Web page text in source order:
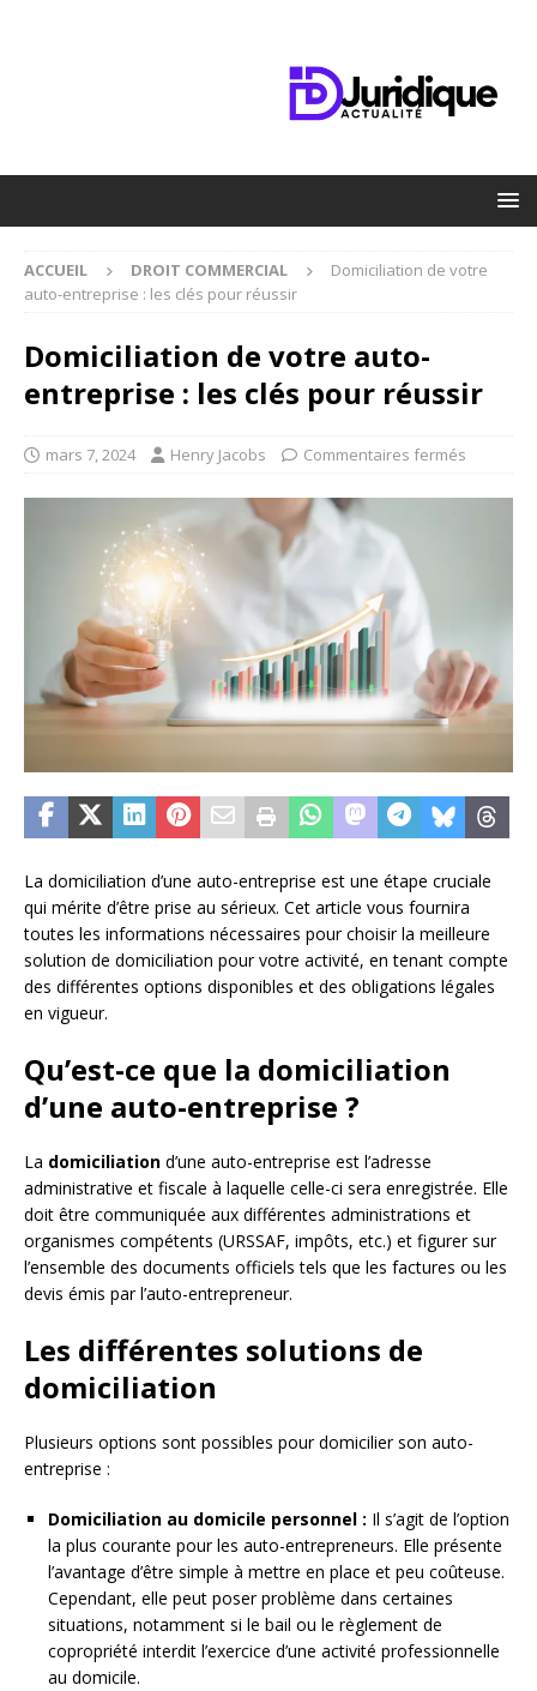
ACCUEIL DROIT COMMERCIAL
Domiciliation de votre
auto-entreprise : les clés pour réussir
Domiciliation de votre auto-
entreprise : les clés pour réussir
mars 7, 2024 Henry Jacobs Commentaires fermés
La domiciliation d’une auto-entreprise est une étape cruciale
qui mérite d’être prise au sérieux. Cet article vous fournira
toutes les informations nécessaires pour choisir la meilleure
solution de domiciliation pour votre activité, en tenant compte
des différentes options disponibles et des obligations légales
en vigueur.
Qu’est-ce que la domiciliation
d’une auto-entreprise ?
La domiciliation d’une auto-entreprise est l’adresse
administrative et fiscale à laquelle celle-ci sera enregistrée. Elle
doit être communiquée aux différentes administrations et
organismes compétents (URSSAF, impôts, etc.) et figurer sur
l’ensemble des documents officiels tels que les factures ou les
devis émis par l’auto-entrepreneur.
Les différentes solutions de
domiciliation
Plusieurs options sont possibles pour domicilier son auto-
entreprise :
Domiciliation au domicile personnel : Il s’agit de l’option
la plus courante pour les auto-entrepreneurs. Elle présente
l’avantage d’être simple à mettre en place et peu coûteuse.
Cependant, elle peut poser problème dans certaines
situations, notamment si le bail ou le règlement de
copropriété interdit l’exercice d’une activité professionnelle
au domicile.